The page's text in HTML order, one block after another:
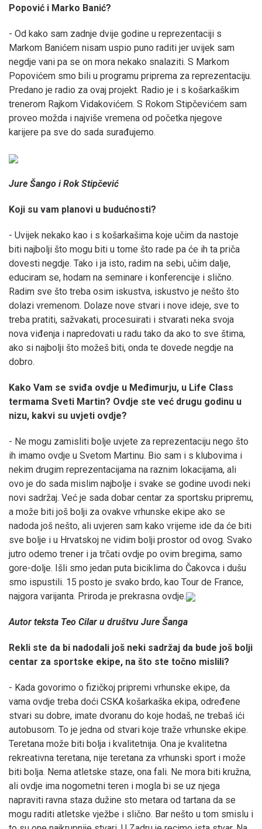
Popović i Marko Banić?
- Od kako sam zadnje dvije godine u reprezentaciji s
Markom Banićem nisam uspio puno raditi jer uvijek sam
negdje vani pa se on mora nekako snalaziti. S Markom
Popovićem smo bili u programu priprema za reprezentaciju.
Predano je radio za ovaj projekt. Radio je i s košarkaškim
trenerom Rajkom Vidakovićem. S Rokom Stipčevićem sam
proveo možda i najviše vremena od početka njegove
karijere pa sve do sada surađujemo.
Jure Šango i Rok Stipčević
Koji su vam planovi u budućnosti?
- Uvijek nekako kao i s košarkašima koje učim da nastoje
biti najbolji što mogu biti u tome što rade pa će ih ta priča
dovesti negdje. Tako i ja isto, radim na sebi, učim dalje,
educiram se, hodam na seminare i konferencije i slično.
Radim sve što treba osim iskustva, iskustvo je nešto što
dolazi vremenom. Dolaze nove stvari i nove ideje, sve to
treba pratiti, sažvakati, procesuirati i stvarati neka svoja
nova viđenja i napredovati u radu tako da ako to sve štima,
ako si najbolji što možeš biti, onda te dovede negdje na
dobro.
Kako Vam se sviđa ovdje u Međimurju, u Life Class
termama Sveti Martin? Ovdje ste već drugu godinu u
nizu, kakvi su uvjeti ovdje?
- Ne mogu zamisliti bolje uvjete za reprezentaciju nego što
ih imamo ovdje u Svetom Martinu. Bio sam i s klubovima i
nekim drugim reprezentacijama na raznim lokacijama, ali
ovo je do sada mislim najbolje i svake se godine uvodi neki
novi sadržaj. Već je sada dobar centar za sportsku pripremu,
a može biti još bolji za ovakve vrhunske ekipe ako se
nadoda još nešto, ali uvjeren sam kako vrijeme ide da će biti
sve bolje i u Hrvatskoj ne vidim bolji prostor od ovog. Svako
jutro odemo trener i ja trčati ovdje po ovim bregima, samo
gore-dolje. Išli smo jedan puta biciklima do Čakovca i dušu
smo ispustili. 15 posto je svako brdo, kao Tour de France,
najgora varijanta. Priroda je prekrasna ovdje.
Autor teksta Teo Cilar u društvu Jure Šanga
Rekli ste da bi nadodali još neki sadržaj da bude još bolji
centar za sportske ekipe, na što ste točno mislili?
- Kada govorimo o fizičkoj pripremi vrhunske ekipe, da
vama ovdje treba doći CSKA košarkaška ekipa, određene
stvari su dobre, imate dvoranu do koje hodaš, ne trebaš ići
autobusom. To je jedna od stvari koje traže vrhunske ekipe.
Teretana može biti bolja i kvalitetnija. Ona je kvalitetna
rekreativna teretana, nije teretana za vrhunski sport i može
biti bolja. Nema atletske staze, ona fali. Ne mora biti kružna,
ali ovdje ima nogometni teren i mogla bi se uz njega
napraviti ravna staza dužine sto metara od tartana da se
mogu raditi atletske vježbe i slično. Bar nešto u tom smislu i